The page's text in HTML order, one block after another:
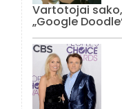
Vartotojai
„Google